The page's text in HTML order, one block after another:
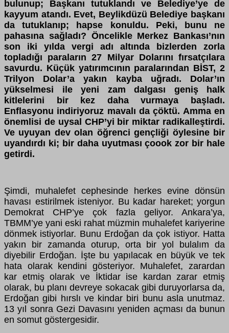
bulunup; Başkanı tutuklandı ve Belediye’ye de
kayyum atandı. Evet, Beylikdüzü Belediye başkanı
da tutuklanıp; hapse konuldu. Peki, bunu ne
pahasına sağladı? Öncelikle Merkez Bankası’nın
son iki yılda vergi adı altında bizlerden zorla
topladığı paraların 27 Milyar Dolarını fırsatçılara
savurdu. Küçük yatırımcının paralarından BİST, 2
Trilyon Dolar’a yakın kayba uğradı. Dolar’ın
yükselmesi ile yeni zam dalgası geniş halk
kitlelerini bir kez daha vurmaya başladı.
Enflasyonu indiriyoruz mavalı da çöktü. Amma en
önemlisi de uysal CHP’yi bir miktar radikalleştirdi.
Ve uyuyan dev olan öğrenci gençliği öylesine bir
uyandırdı ki; bir daha uyutması çoook zor bir hale
getirdi.
Şimdi, muhalefet cephesinde herkes evine dönsün
havası estirilmek isteniyor. Bu kadar hareket; yorgun
Demokrat CHP’ye çok fazla geliyor. Ankara’ya,
TBMM’ye yani eski rahat müzmin muhalefet kariyerine
dönmek istiyorlar. Bunu Erdoğan da çok istiyor. Hatta
yakın bir zamanda oturup, orta bir yol bulalım da
diyebilir Erdoğan. İşte bu yapılacak en büyük ve tek
hata olarak kendini gösteriyor. Muhalefet, zarardan
kar etmiş olarak ve İktidar ise kardan zarar etmiş
olarak, bu planı devreye sokacak gibi duruyorlarsa da,
Erdoğan gibi hırslı ve kindar biri bunu asla unutmaz.
13 yıl sonra Gezi Davasını yeniden açması da bunun
en somut göstergesidir.